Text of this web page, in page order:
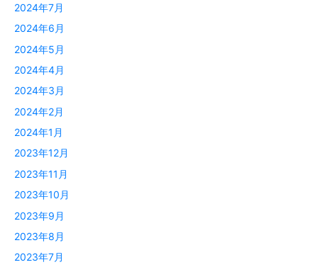
2024年7月
2024年6月
2024年5月
2024年4月
2024年3月
2024年2月
2024年1月
2023年12月
2023年11月
2023年10月
2023年9月
2023年8月
2023年7月